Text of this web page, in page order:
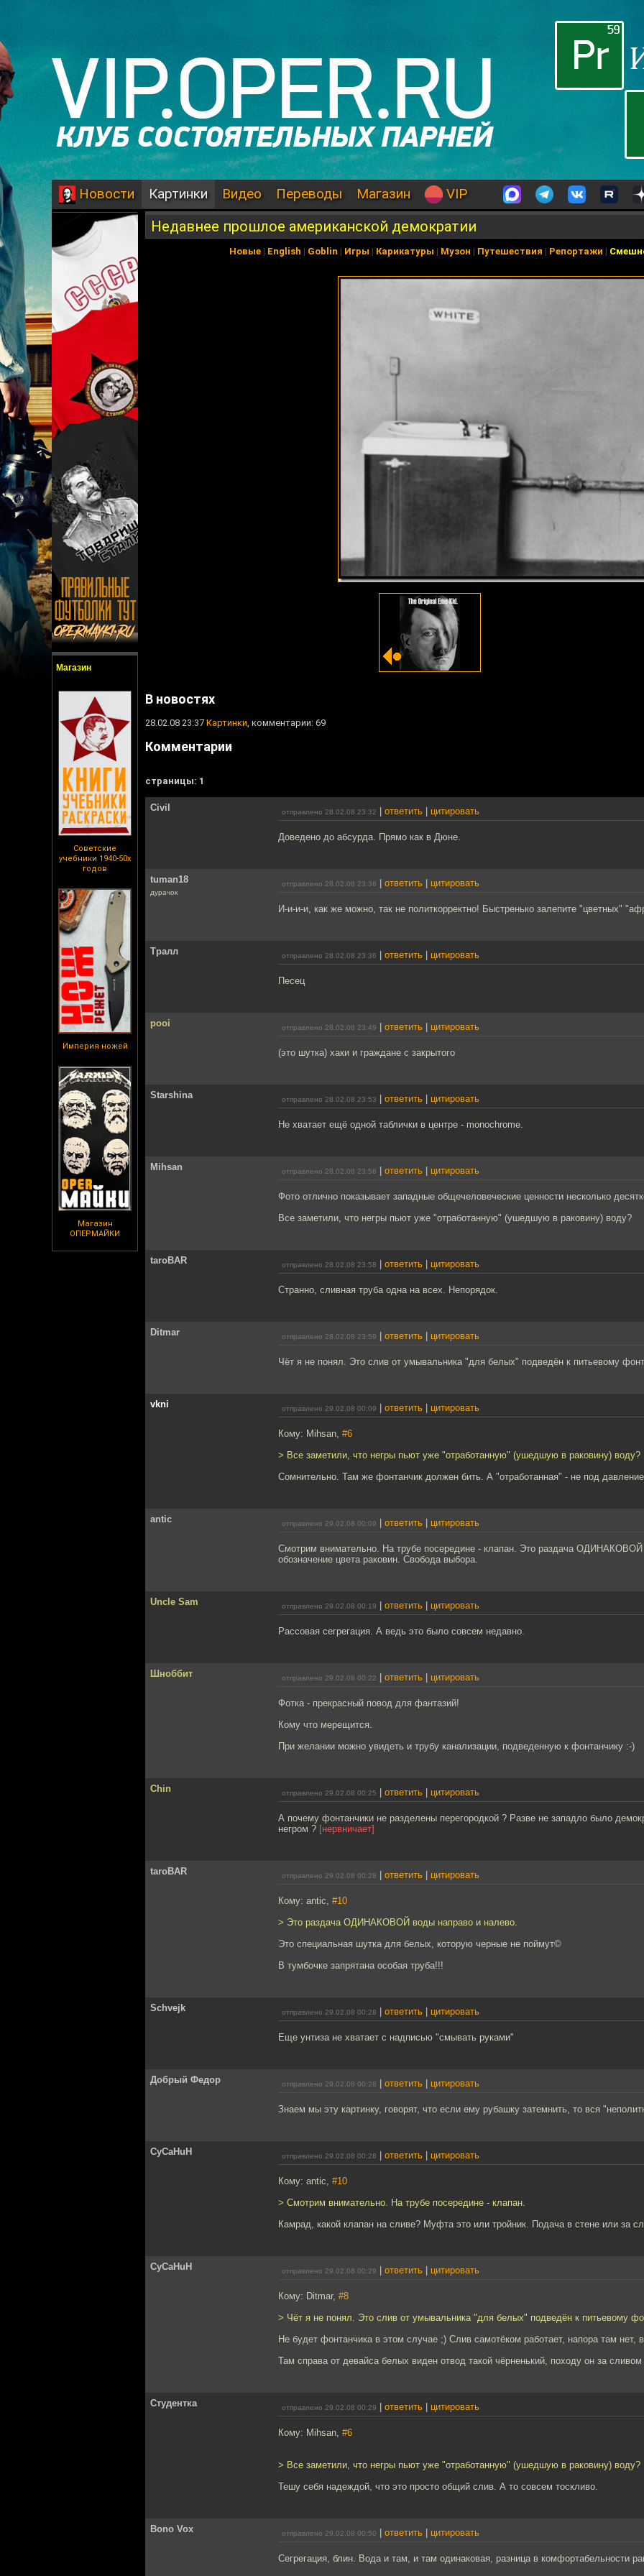
Новости Картинки Видео Переводы Магазин VIP
Магазин
Советские
учебники 1940-50х
годов
Империя ножей
Магазин
ОПЕРМАЙКИ
Недавнее прошлое американской демократии
Новые | English | Goblin | Игры | Карикатуры | Музон | Путешествия | Репортажи |
В новостях
28.02.08 23:37 Картинки, комментарии: 69
Комментарии
cтраницы: 1
Civil отправлено 28.02.08 23:32 ответить цитировать
Доведено до абсурда. Прямо как в Дюне.
tuman18
дурачок
отправлено 28.02.08 23:36 ответить цитировать
И-и-и-и, как же можно, так не политкорректно! Быстренько залепите "цветных"
Тралл отправлено 28.02.08 23:36 ответить цитировать
Песец
pooi отправлено 28.02.08 23:49 ответить цитировать
(это шутка) хаки и граждане с закрытого
Starshina отправлено 28.02.08 23:53 ответить цитировать
Не хватает ещё одной таблички в центре - monochrome.
Mihsan отправлено 28.02.08 23:56 ответить цитировать
Фото отлично показывает западные общечеловеческие ценности несколько
Все заметили, что негры пьют уже "отработанную" (ушедшую в раковину) воду?
taroBAR отправлено 28.02.08 23:58 ответить цитировать
Странно, сливная труба одна на всех. Непорядок.
Ditmar отправлено 28.02.08 23:59 ответить цитировать
Чёт я не понял. Это слив от умывальника "для белых" подведён к питьевому
vkni отправлено 29.02.08 00:09 ответить цитировать
Кому: Mihsan, #6
> Все заметили, что негры пьют уже "отработанную" (ушедшую в раковину) воду?
Сомнительно. Там же фонтанчик должен бить. А "отработанная" - не под
antic отправлено 29.02.08 00:09 ответить цитировать
Смотрим внимательно. На трубе посередине - клапан. Это раздача
обозначение цвета раковин. Свобода выбора.
Uncle Sam отправлено 29.02.08 00:19 ответить цитировать
Рассовая сегрегация. А ведь это было совсем недавно.
Шноббит отправлено 29.02.08 00:22 ответить цитировать
Фотка - прекрасный повод для фантазий!
Кому что мерещится.
При желании можно увидеть и трубу канализации, подведенную к фонтанчику :-)
Chin отправлено 29.02.08 00:25 ответить цитировать
А почему фонтанчики не разделены перегородкой ? Разве не западло было
негром ? [нервничает]
taroBAR отправлено 29.02.08 00:28 ответить цитировать
Кому: antic, #10
> Это раздача ОДИНАКОВОЙ воды направо и налево.
Это специальная шутка для белых, которую черные не поймут©
В тумбочке запрятана особая труба!!!
Schvejk отправлено 29.02.08 00:28 ответить цитировать
Еще унтиза не хватает с надписью "смывать руками"
Добрый Федор отправлено 29.02.08 00:28 ответить цитировать
Знаем мы эту картинку, говорят, что если ему рубашку затемнить, то вся
CyCaHuH отправлено 29.02.08 00:28 ответить цитировать
Кому: antic, #10
> Смотрим внимательно. На трубе посередине - клапан.
Камрад, какой клапан на сливе? Муфта это или тройник. Подача в стене или за
CyCaHuH отправлено 29.02.08 00:29 ответить цитировать
Кому: Ditmar, #8
> Чёт я не понял. Это слив от умывальника "для белых" подведён к питьевому
Не будет фонтанчика в этом случае ;) Слив самотёком работает, напора там
Там справа от девайса белых виден отвод такой чёрненький, походу он за
Студентка отправлено 29.02.08 00:29 ответить цитировать
Кому: Mihsan, #6
> Все заметили, что негры пьют уже "отработанную" (ушедшую в раковину) воду?
Тешу себя надеждой, что это просто общий слив. А то совсем тоскливо.
Bono Vox отправлено 29.02.08 00:50 ответить цитировать
Сегрегация, блин. Вода и там, и там одинаковая, разница в комфортабельности